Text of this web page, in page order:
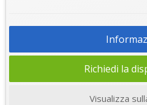
Richiedi la
Visualizza